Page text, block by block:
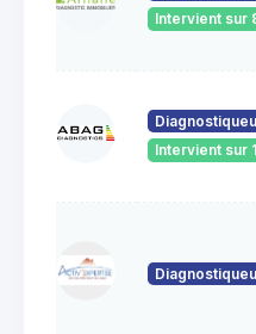
Intervient sur
Intervient sur